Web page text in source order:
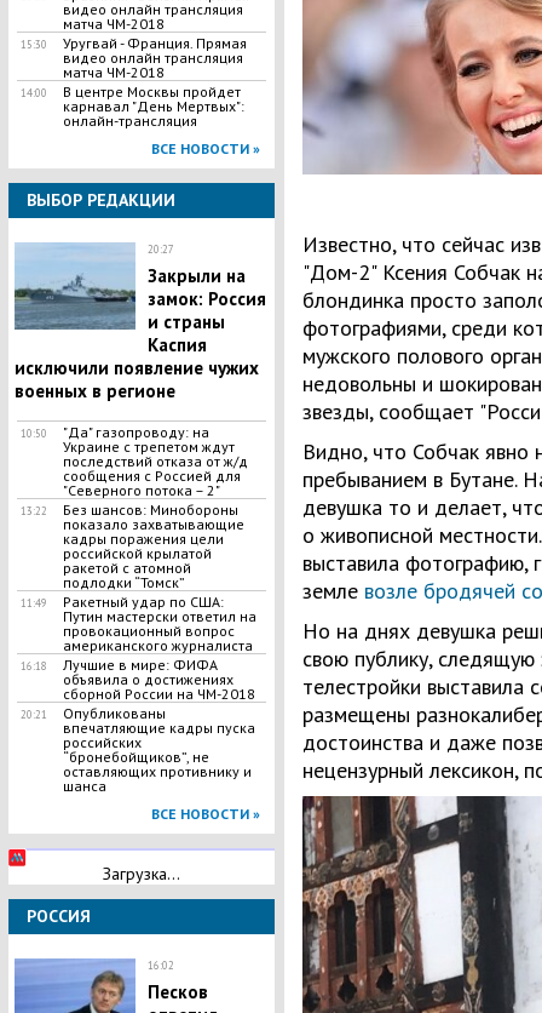
видео онлайн трансляция
матча ЧМ-2018
15:30
Уругвай - Франция. Прямая
видео онлайн трансляция
матча ЧМ-2018
14:00
В центре Москвы пройдет
карнавал "День Мертвых":
онлайн-трансляция
ВСЕ НОВОСТИ »
ВЫБОР РЕДАКЦИИ
20:27
Закрыли на
замок: Россия
и страны
Каспия
исключили появление чужих
военных в регионе
10:50
"Да" газопроводу: на
Украине с трепетом ждут
последствий отказа от ж/д
сообщения с Россией для
"Северного потока – 2"
13:22
Без шансов: Минобороны
показало захватывающие
кадры поражения цели
российской крылатой
ракетой с атомной
подлодки “Томск”
11:49
Ракетный удар по США:
Путин мастерски ответил на
провокационный вопрос
американского журналиста
16:18
Лучшие в мире: ФИФА
объявила о достижениях
сборной России на ЧМ-2018
20:21
Опубликованы
впечатляющие кадры пуска
российских
“бронебойщиков”, не
оставляющих противнику и
шанса
ВСЕ НОВОСТИ »
Загрузка...
РОССИЯ
16:02
Песков
Известно, что сейчас
"Дом-2" Ксения Собчак
блондинка просто
фотографиями, среди
мужского полового
недовольны и
звезды, сообщает
Видно, что Собчак явно
пребыванием в Бутане.
девушка то и делает,
о живописной
выставила фотографию,
земле возле бродячей
Но на днях девушка
свою публику,
телестройки выставила
размещены
достоинства и даже
нецензурный лексикон,